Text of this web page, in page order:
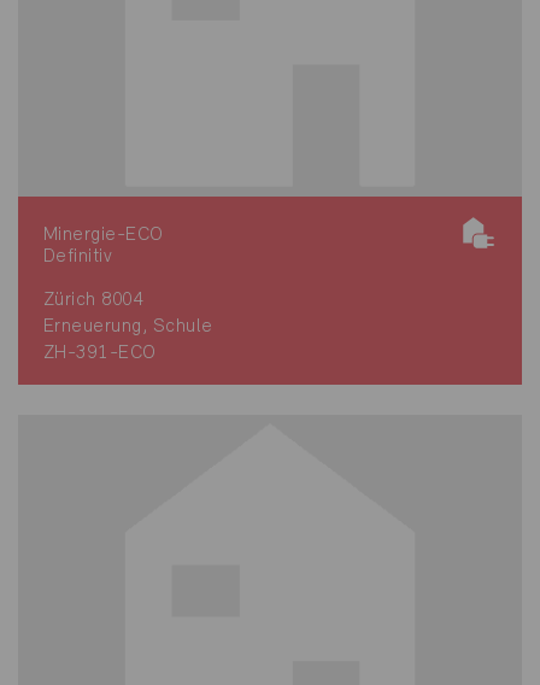
Minergie-ECO
Definitiv
Zürich 8004
Erneuerung, Schule
ZH-391-ECO